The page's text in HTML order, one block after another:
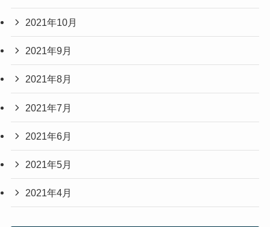
2021年10月
2021年9月
2021年8月
2021年7月
2021年6月
2021年5月
2021年4月